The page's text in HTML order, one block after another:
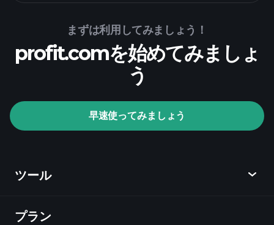
Playtrade Tournaments
推奨証券会社
AIによる日々の市場インサイト
リオ
まずは利用してみましょう！
profit.comを始めてみましょ
う
早速使ってみましょう
ツール
ディスカバー
プラン